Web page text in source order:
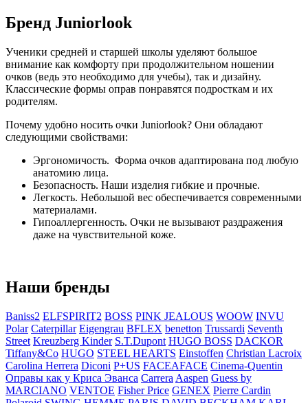
Бренд Juniorlook
Ученики средней и старшей школы уделяют большое
внимание как комфорту при продолжительном ношении
очков (ведь это необходимо для учебы), так и дизайну.
Классические формы оправ понравятся подросткам и их
родителям.
Почему удобно носить очки Juniorlook? Они обладают
следующими свойствами:
Эргономичость. Форма очков адаптирована под любую
анатомию лица.
Безопасность. Наши изделия гибкие и прочные.
Легкость. Небольшой вес обеспечивается современными
материалами.
Гипоаллергенность. Очки не вызывают раздражения
даже на чувствительной коже.
Наши бренды
Baniss2 ELFSPIRIT2 BOSS PINK JEALOUS WOOW INVU
Polar Caterpillar Eigengrau BFLEX benetton Trussardi Seventh
Street Kreuzberg Kinder S.T.Dupont HUGO BOSS DACKOR
Tiffany&Co HUGO STEEL HEARTS Einstoffen Christian Lacroix
Carolina Herrera Diconi P+US FACEAFACE Cinema-Quentin
Оправы как у Криса Эванса Carrera Aaspen Guess by
MARCIANO VENTOE Fisher Price GENEX Pierre Cardin